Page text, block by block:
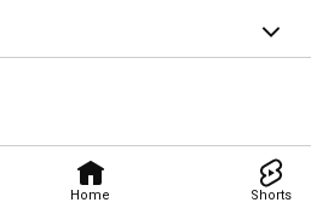
Home Shorts